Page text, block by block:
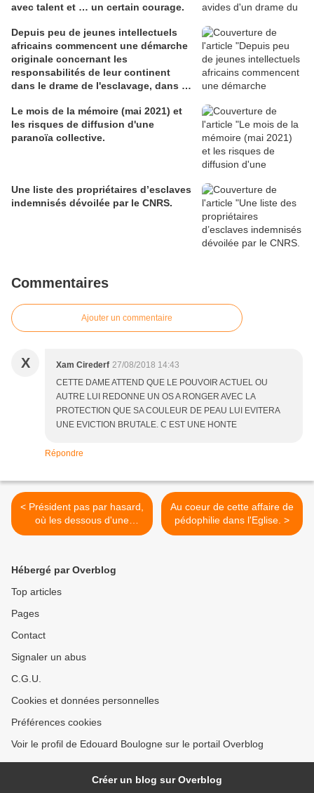
avec talent et … un certain courage.
Depuis peu de jeunes intellectuels
africains commencent une démarche
originale concernant les
responsabilités de leur continent
dans le drame de l'esclavage, dans le
Le mois de la mémoire (mai 2021) et
les risques de diffusion d'une
paranoïa collective.
Une liste des propriétaires d’esclaves
indemnisés dévoilée par le CNRS.
Commentaires
Ajouter un commentaire
X Xam Cirederf 27/08/2018 14:43
CETTE DAME ATTEND QUE LE POUVOIR ACTUEL OU
AUTRE LUI REDONNE UN OS A RONGER AVEC LA
PROTECTION QUE SA COULEUR DE PEAU LUI EVITERA
UNE EVICTION BRUTALE. C EST UNE HONTE
Répondre
< Président pas par hasard,
où les dessous d'une
élection.
Au coeur de cette affaire de
pédophilie dans l'Eglise. >
Hébergé par Overblog
Top articles
Pages
Contact
Signaler un abus
C.G.U.
Cookies et données personnelles
Préférences cookies
Voir le profil de Edouard Boulogne sur le portail Overblog
Créer un blog sur Overblog